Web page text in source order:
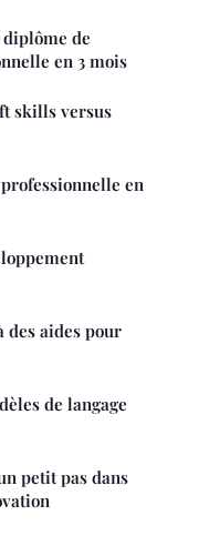
de
en 3 mois
skills versus
en
des aides pour
de langage
petit pas dans